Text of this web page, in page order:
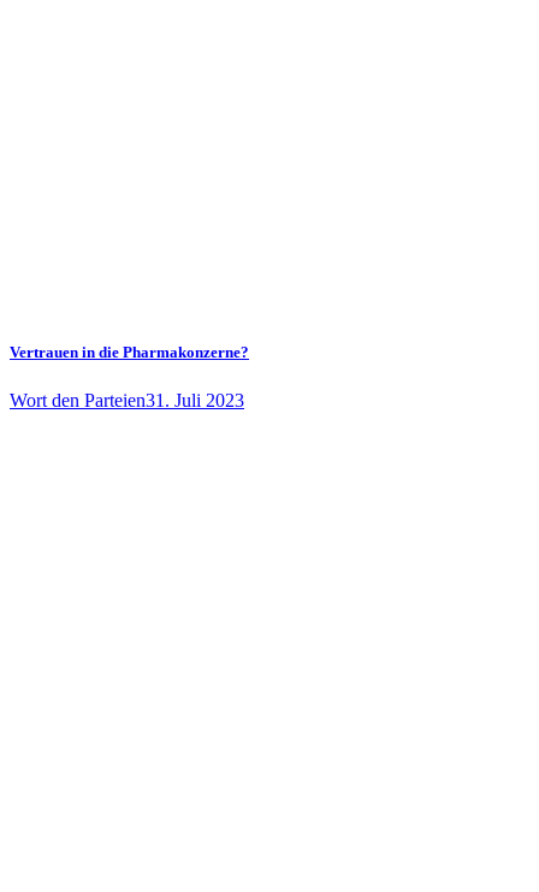
Vertrauen in die Pharmakonzerne?
Wort den Parteien31. Juli 2023